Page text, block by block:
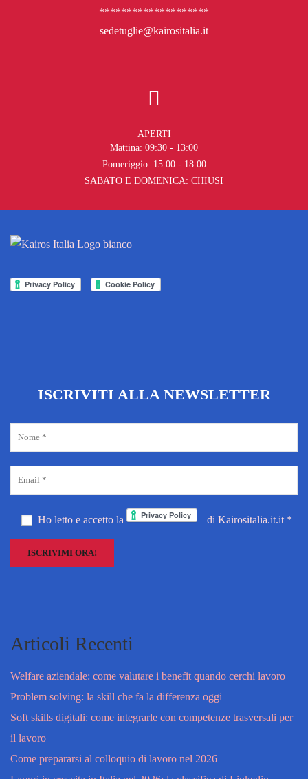
********************
sedetuglie@kairositalia.it
APERTI
Mattina: 09:30 - 13:00
Pomeriggio: 15:00 - 18:00
SABATO E DOMENICA: CHIUSI
ISCRIVITI ALLA NEWSLETTER
Ho letto e accetto la di Kairositalia.it.it *
Articoli Recenti
Welfare aziendale: come valutare i benefit quando cerchi lavoro
Problem solving: la skill che fa la differenza oggi
Soft skills digitali: come integrarle con competenze trasversali per
il lavoro
Come prepararsi al colloquio di lavoro nel 2026